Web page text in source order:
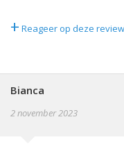
+ Reageer op deze review
Bianca
2 november 2023